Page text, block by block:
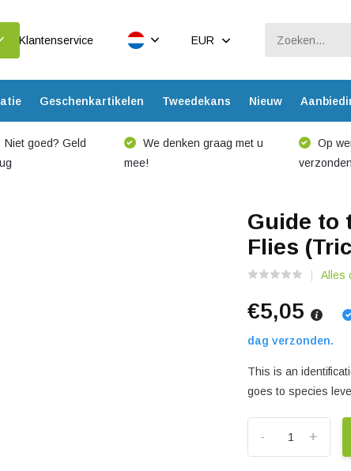
Klantenservice EUR
Geschenkartikelen Tweedekans Nieuw
Niet goed? Geld
We denken graag met u
mee!
Op
Guide to
Flies
Alles
€5,05
dag verzonden.
This is an
goes to species
+
-